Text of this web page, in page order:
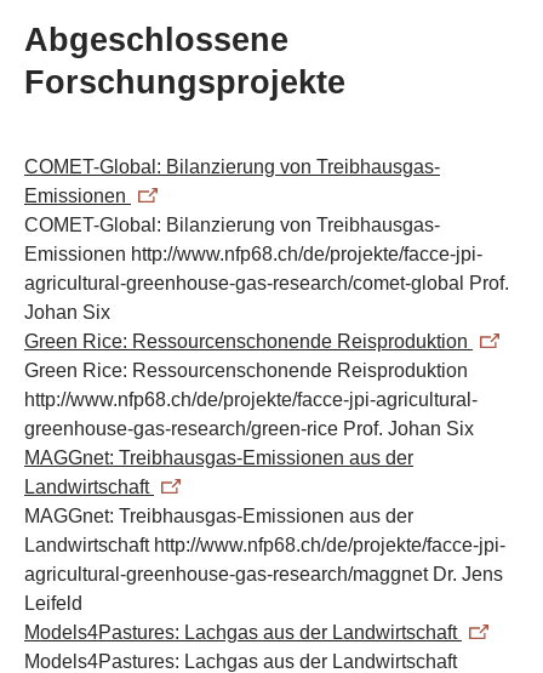
Abgeschlossene
Forschungsprojekte
COMET-Global: Bilanzierung von Treibhausgas-
Emissionen
COMET-Global: Bilanzierung von Treibhausgas-
Emissionen http://www.nfp68.ch/de/projekte/facce-jpi-
agricultural-greenhouse-gas-research/comet-global
Prof.
Johan Six
Green Rice: Ressourcenschonende Reisproduktion
Green Rice: Ressourcenschonende Reisproduktion
http://www.nfp68.ch/de/projekte/facce-jpi-agricultural-
greenhouse-gas-research/green-rice Prof. Johan Six
MAGGnet: Treibhausgas-Emissionen aus der
Landwirtschaft
MAGGnet: Treibhausgas-Emissionen aus der
Landwirtschaft http://www.nfp68.ch/de/projekte/facce-jpi-
agricultural-greenhouse-gas-research/maggnet Dr. Jens
Leifeld
Models4Pastures: Lachgas aus der Landwirtschaft
Models4Pastures: Lachgas aus der Landwirtschaft